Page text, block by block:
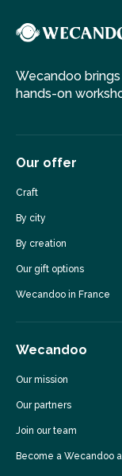
Wecandoo
hands-on
Our offer
Craft
By city
By creation
Our gift options
Wecandoo in France
Wecandoo
Our mission
Our partners
Join our team
Become a Wecandoo